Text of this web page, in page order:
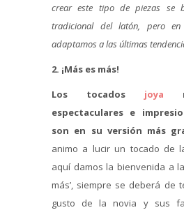
crear este tipo de piezas se
tradicional del latón, pero
adaptamos a las últimas
2. ¡Más es más!
Los tocados joya
espectaculares e
son en su versión más
animo a lucir un tocado de
aquí damos la bienvenida a
más’, siempre se deberá de
gusto de la novia y sus